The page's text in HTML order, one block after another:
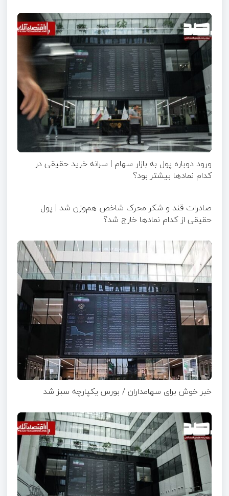
ورود دوباره پول به بازار سهام | سرانه خرید حقیقی در
کدام نماد‌ها بیشتر بود؟
صادرات قند و شکر محرک شاخص هم‌وزن شد | پول
حقیقی از کدام نماد‌ها خارج شد؟
خبر خوش برای سهامداران / بورس یکپارچه سبز شد